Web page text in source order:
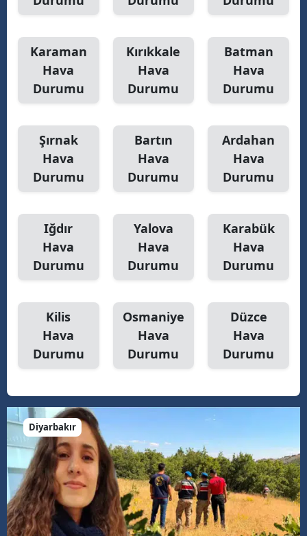
Karaman
Hava
Durumu
Kırıkkale
Hava
Durumu
Batman
Hava
Durumu
Şırnak
Hava
Durumu
Bartın
Hava
Durumu
Ardahan
Hava
Durumu
Iğdır
Hava
Durumu
Yalova
Hava
Durumu
Karabük
Hava
Durumu
Kilis
Hava
Durumu
Osmaniye
Hava
Durumu
Düzce
Hava
Durumu
Diyarbakır